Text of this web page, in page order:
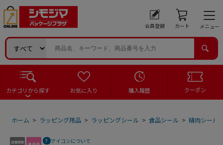
会員登録 カート メニュー
カテゴリから探す お気に入り 購入履歴 クーポン
ホーム > ラッピング用品 > ラッピングシール > 食品シール > 精肉シール
アイコンについて